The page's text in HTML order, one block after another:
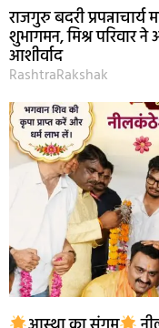
राजगुरु बदरी
शुभागमन, मिश्र परिवार
आशीर्वाद
RashtraRakshak